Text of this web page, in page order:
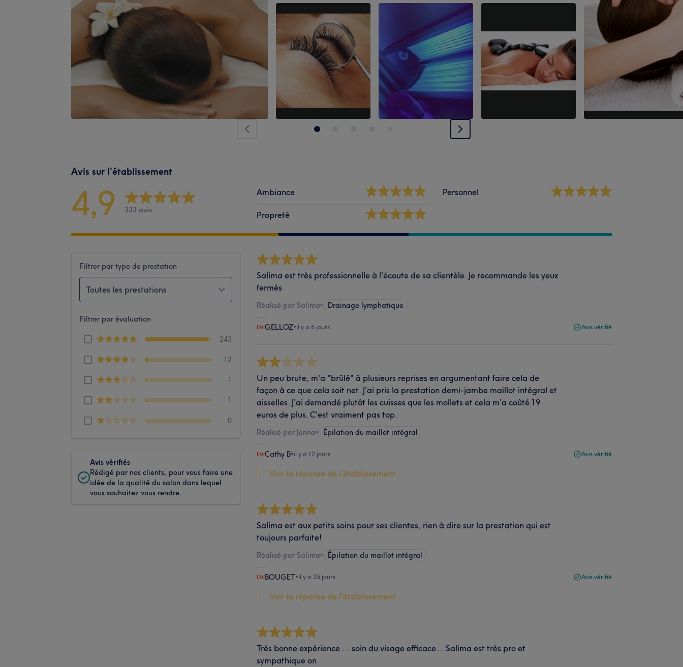
Avis sur l'établissement
4,9 333 avis
Ambiance
Propreté
Personnel
Filtrer par type de prestation
Toutes les prestations
Filtrer par évaluation
243
12
1
1
0
Avis vérifiés
Rédigé par nos clients, pour vous faire une
idée de la qualité du salon dans lequel
vous souhaitez vous rendre.
Salima est très professionnelle à l'écoute de sa clientèle. Je recommande les yeux
fermés
Réalisé par Salima• Drainage lymphatique
GELLOZ•il y a 6 jours Avis vérifié
Un peu brute, m'a "brûlé" à plusieurs reprises en argumentant faire cela de
façon à ce que cela soit net. J'ai pris la prestation demi-jambe maillot intégral et
aisselles. J'ai demandé plutôt les cuisses que les mollets et cela m'a coûté 19
euros de plus. C'est vraiment pas top.
Réalisé par Jenna• Épilation du maillot intégral
Cathy B•il y a 12 jours Avis vérifié
Voir la réponse de l'établissement...
Salima est aux petits soins pour ses clientes, rien à dire sur la prestation qui est
toujours parfaite!
Réalisé par Salima• Épilation du maillot intégral
BOUGET•il y a 25 jours Avis vérifié
Voir la réponse de l'établissement...
Très bonne expérience … soin du visage efficace… Salima est très pro et
sympathique on